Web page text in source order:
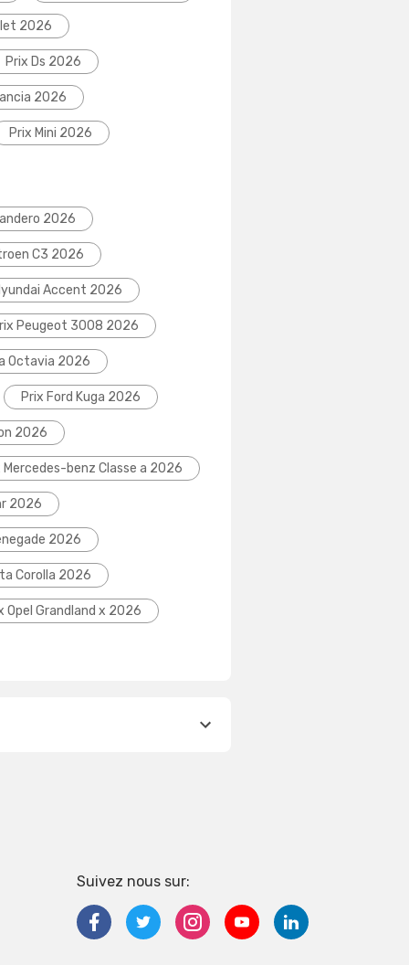
2026
Prix Ds 2026
2026
Prix Mini 2026
2026
C3 2026
Accent 2026
Peugeot 3008 2026
Octavia 2026
Prix Ford Kuga 2026
2026
Mercedes-benz Classe a 2026
2026
2026
Corolla 2026
Opel Grandland x 2026
Suivez nous sur: